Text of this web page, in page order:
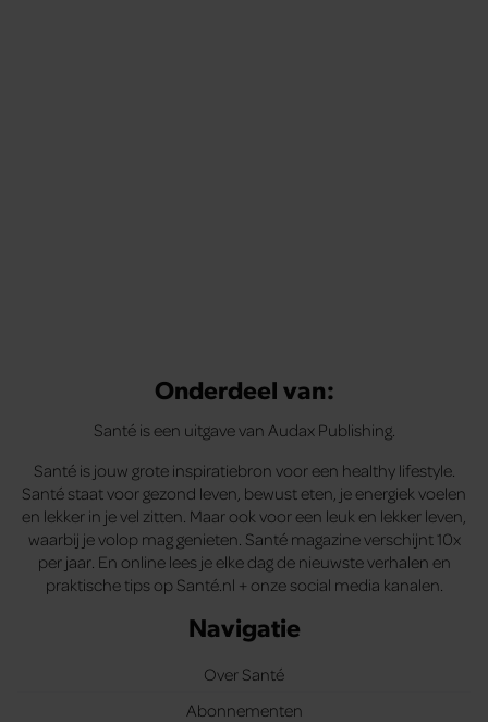
Onderdeel van:
Santé is een uitgave van Audax Publishing.
Santé is jouw grote inspiratiebron voor een healthy lifestyle.
Santé staat voor gezond leven, bewust eten, je energiek voelen
en lekker in je vel zitten. Maar ook voor een leuk en lekker leven,
waarbij je volop mag genieten. Santé magazine verschijnt 10x
per jaar. En online lees je elke dag de nieuwste verhalen en
praktische tips op Santé.nl + onze social media kanalen.
Navigatie
Over Santé
Abonnementen